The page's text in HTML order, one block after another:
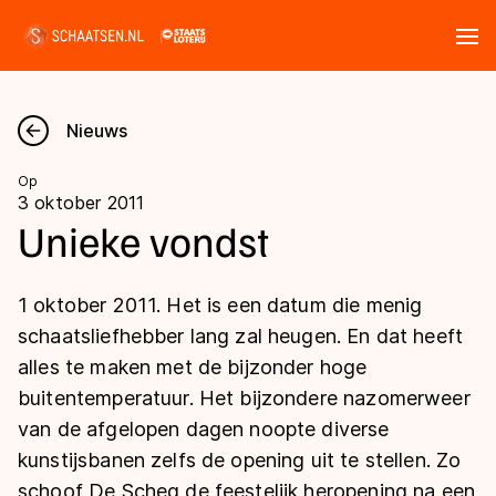
Nieuws
Kalender
Marathon
Langebaan
Inlineskaten
Uitslagen
Langebaan
Shorttrack
Marathon
Tijden & historie
Ranglijsten Langebaan
Nieuws
Op
3 oktober 2011
Unieke vondst
1 oktober 2011. Het is een datum die menig
schaatsliefhebber lang zal heugen. En dat heeft
alles te maken met de bijzonder hoge
buitentemperatuur. Het bijzondere nazomerweer
van de afgelopen dagen noopte diverse
kunstijsbanen zelfs de opening uit te stellen. Zo
schoof De Scheg de feestelijk heropening na een